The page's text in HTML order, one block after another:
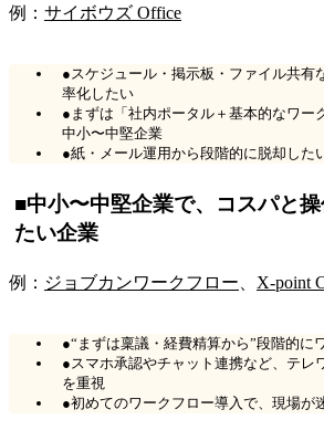
例： サイボウズ Office
●スケジュール・掲示板・ファイル共有
率化したい
●まずは「社内ポータル＋基本的なワー
中小〜中堅企業
●紙・メール運用から段階的に脱却した
■中小〜中堅企業で、コスパと
たい企業
例： ジョブカンワークフロー、 X-point
●“まずは稟議・経費精算から”段階的に
●スマホ承認やチャット連携など、テレ
を重視
●初めてのワークフロー導入で、現場が